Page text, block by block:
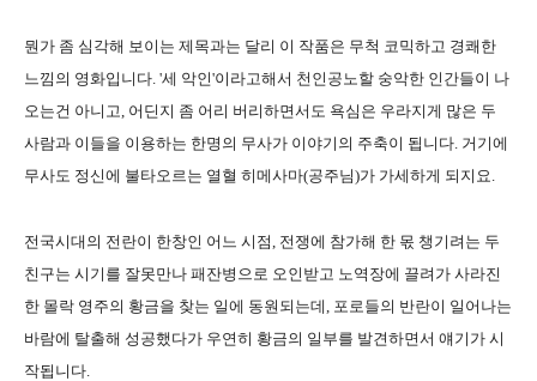
뭔가 좀 심각해 보이는 제목과는 달리 이 작품은 무척 코믹하고 경쾌한
느낌의 영화입니다. '세 악인'이라고해서 천인공노할 숭악한 인간들이 나
오는건 아니고, 어딘지 좀 어리 버리하면서도 욕심은 우라지게 많은 두
사람과 이들을 이용하는 한명의 무사가 이야기의 주축이 됩니다. 거기에
무사도 정신에 불타오르는 열혈 히메사마(공주님)가 가세하게 되지요.
전국시대의 전란이 한창인 어느 시점, 전쟁에 참가해 한 몫 챙기려는 두
친구는 시기를 잘못만나 패잔병으로 오인받고 노역장에 끌려가 사라진
한 몰락 영주의 황금을 찾는 일에 동원되는데, 포로들의 반란이 일어나는
바람에 탈출해 성공했다가 우연히 황금의 일부를 발견하면서 얘기가 시
작됩니다